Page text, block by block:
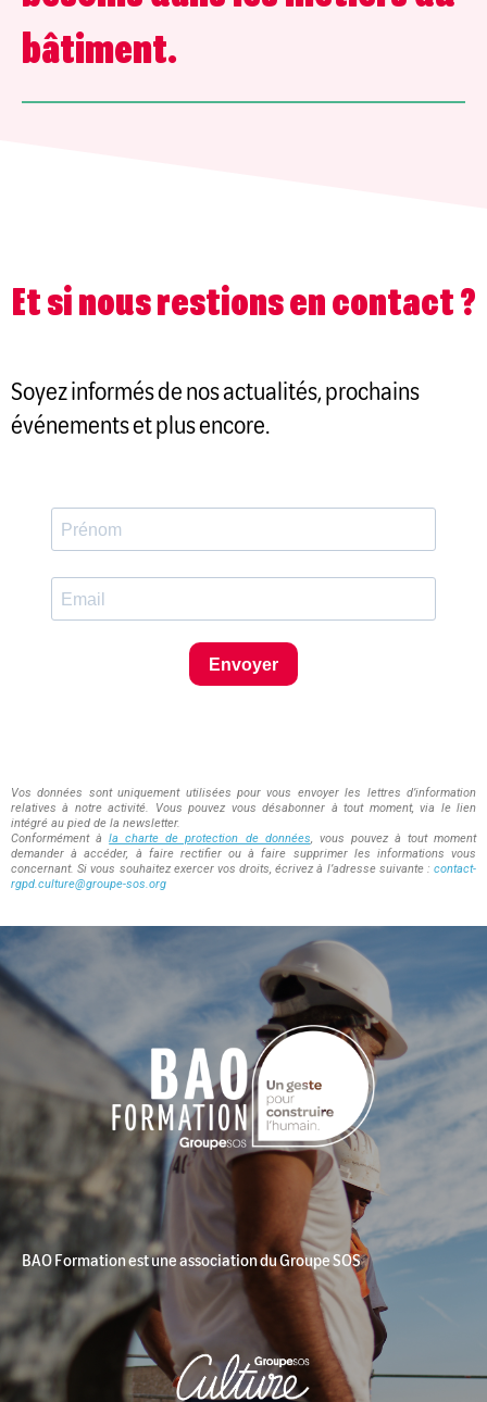
bâtiment.
Et si nous restions en contact ?
Soyez informés de nos actualités, prochains
événements et plus encore.
Envoyer
Vos données sont uniquement utilisées pour vous envoyer les lettres d’information
relatives à notre activité. Vous pouvez vous désabonner à tout moment, via le lien
intégré au pied de la newsletter.
Conformément àla charte de protection de données, vous pouvez à tout moment
demander à accéder, à faire rectifier ou à faire supprimer les informations vous
concernant. Si vous souhaitez exercer vos droits, écrivez à l’adresse suivante : contact-
rgpd.culture@groupe-sos.org
BAO Formation est une association du Groupe SOS